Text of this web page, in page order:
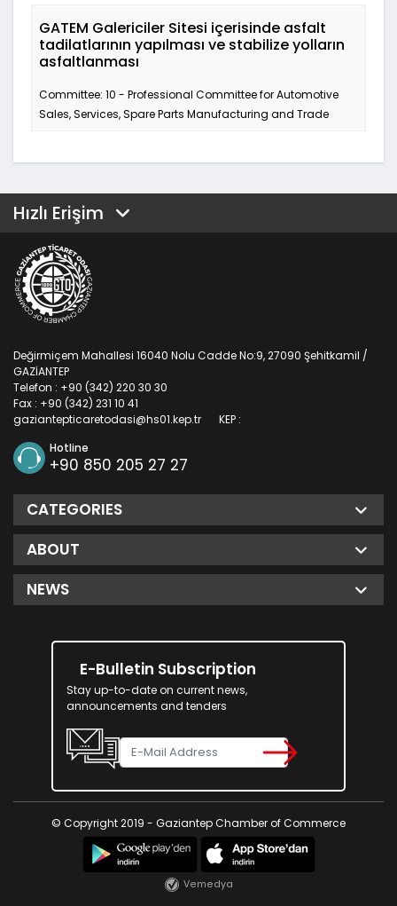
GATEM Galericiler Sitesi içerisinde asfalt
tadilatlarının yapılması ve stabilize yolların
asfaltlanması
Committee: 10 - Professional Committee for Automotive
Sales, Services, Spare Parts Manufacturing and Trade
Hızlı Erişim
Değirmiçem Mahallesi 16040 Nolu Cadde No:9, 27090 Şehitkamil /
GAZİANTEP
Telefon : +90 (342) 220 30 30
Fax : +90 (342) 231 10 41
KEP :
gaziantepticaretodasi@hs01.kep.tr
Hotline
+90 850 205 27 27
CATEGORIES
ABOUT
NEWS
E-Bulletin Subscription
Stay up-to-date on current news,
announcements and tenders
© Copyright 2019 - Gaziantep Chamber of Commerce
Vemedya